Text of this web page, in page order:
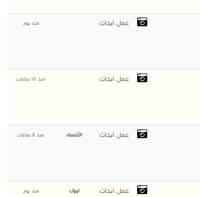
عمل ابحاث منذ يوم
عمل ابحاث منذ 10 ساعات
عمل ابحاث الأحساء منذ 6 ساعات
عمل ابحاث تبوك منذ يوم